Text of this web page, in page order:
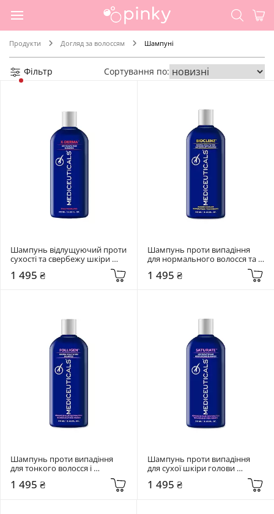
Продукти Догляд за волоссям Шампуні
Фільтр Сортування по:
Шампунь відлущуючий проти
сухості та свербежу шкіри
голови Mediceuticals X-Derma
Shampoo 250 мл
1 495 ₴
Шампунь проти випадіння
для нормального волосся та
шкіри голови Mediceuticals
Bioclenz Shampoo 250 мл
1 495 ₴
Шампунь проти випадіння
для тонкого волосся і
Mediceuticals Folligen Shampoo
1 495 ₴
Шампунь проти випадіння
для сухої шкіри голови
Shampoo 250 мл
1 495 ₴